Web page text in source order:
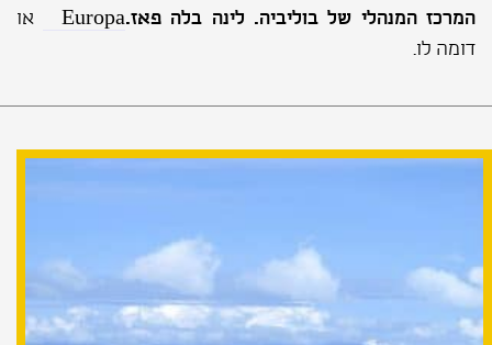
המרכז המנהלי של בוליביה. לינה בלה פאז.Europa
או
דומה לו.